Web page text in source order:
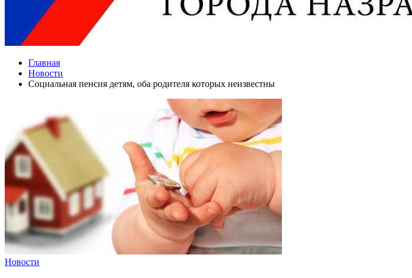
Главная
Новости
Социальная пенсия детям, оба родителя которых неизвестны
Новости